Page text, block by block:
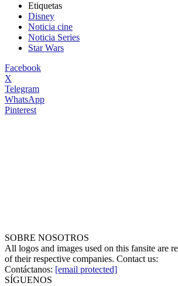
Etiquetas
Disney
Noticia cine
Noticia Series
Star Wars
Facebook
X
Telegram
WhatsApp
Pinterest
SOBRE NOSOTROS
All logos and images used on this fansite are
of their respective companies. Contact us:
Contáctanos: [email protected]
SÍGUENOS